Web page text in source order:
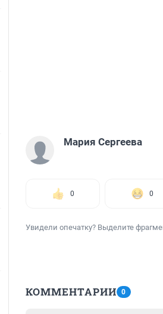
Мария Сергеева
0 0
Увидели опечатку? Выделите
КОММЕНТАРИИ 0